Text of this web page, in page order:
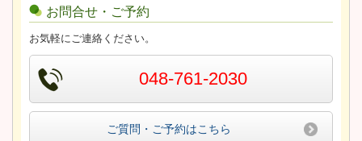
お問合せ・ご予約
お気軽にご連絡ください。
048-761-2030
ご質問・ご予約はこちら